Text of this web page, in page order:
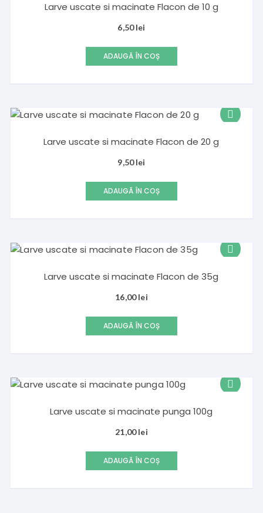
Larve uscate si macinate Flacon de 10 g
6,50lei
ADAUGĂ ÎN COȘ
Larve uscate si macinate Flacon de 20 g
9,50lei
ADAUGĂ ÎN COȘ
Larve uscate si macinate Flacon de 35g
16,00lei
ADAUGĂ ÎN COȘ
Larve uscate si macinate punga 100g
21,00lei
ADAUGĂ ÎN COȘ